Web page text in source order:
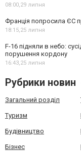
08:00,29 липня
Франція попросила ЄС
18:15,25 липня
F-16 підняли в небо:
порушення кордону
16:43,25 липня
Рубрики новин
Загальний розділ
Туризм
Будівництво
Бізнес